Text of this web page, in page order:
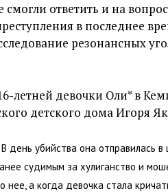
ответить и на
в последнее
резонансных
летней девочки Оли* в
детского дома Игоря
день убийства она отправилась в
судимым за хулиганство и
а когда девочка стала